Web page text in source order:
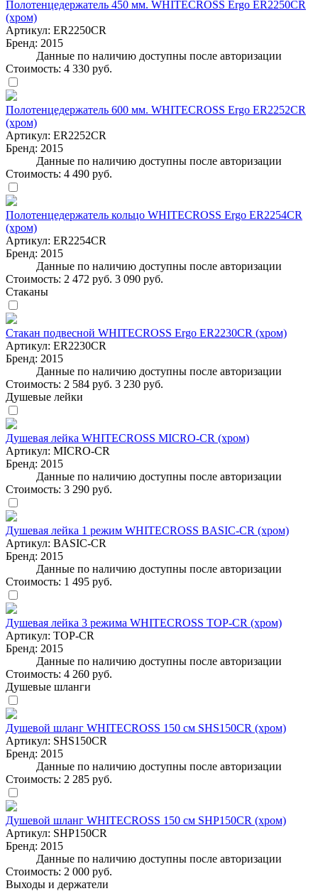
Полотенцедержатель 450 мм. WHITECROSS Ergo ER2250CR
(хром)
Артикул: ER2250CR
Бренд: 2015
Данные по наличию доступны после авторизации
Стоимость: 4 330 руб.
Полотенцедержатель 600 мм. WHITECROSS Ergo ER2252CR
(хром)
Артикул: ER2252CR
Бренд: 2015
Данные по наличию доступны после авторизации
Стоимость: 4 490 руб.
Полотенцедержатель кольцо WHITECROSS Ergo ER2254CR
(хром)
Артикул: ER2254CR
Бренд: 2015
Данные по наличию доступны после авторизации
Стоимость: 2 472 руб. 3 090 руб.
Стаканы
Стакан подвесной WHITECROSS Ergo ER2230CR (хром)
Артикул: ER2230CR
Бренд: 2015
Данные по наличию доступны после авторизации
Стоимость: 2 584 руб. 3 230 руб.
Душевые лейки
Душевая лейка WHITECROSS MICRO-CR (хром)
Артикул: MICRO-CR
Бренд: 2015
Данные по наличию доступны после авторизации
Стоимость: 3 290 руб.
Душевая лейка 1 режим WHITECROSS BASIC-CR (хром)
Артикул: BASIC-CR
Бренд: 2015
Данные по наличию доступны после авторизации
Стоимость: 1 495 руб.
Душевая лейка 3 режима WHITECROSS TOP-CR (хром)
Артикул: TOP-CR
Бренд: 2015
Данные по наличию доступны после авторизации
Стоимость: 4 260 руб.
Душевые шланги
Душевой шланг WHITECROSS 150 см SHS150CR (хром)
Артикул: SHS150CR
Бренд: 2015
Данные по наличию доступны после авторизации
Стоимость: 2 285 руб.
Душевой шланг WHITECROSS 150 см SHP150CR (хром)
Артикул: SHP150CR
Бренд: 2015
Данные по наличию доступны после авторизации
Стоимость: 2 000 руб.
Выходы и держатели